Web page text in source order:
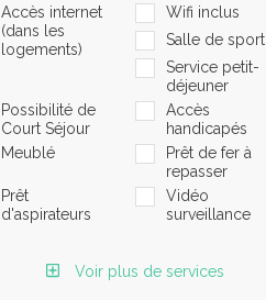
Accès internet
(dans les
logements)
Wifi inclus
Salle de sport
Service petit-
déjeuner
Possibilité de
Court Séjour
Accès
handicapés
Meublé
Prêt de fer à
repasser
Prêt
d'aspirateurs
Vidéo
surveillance
Voir plus de services